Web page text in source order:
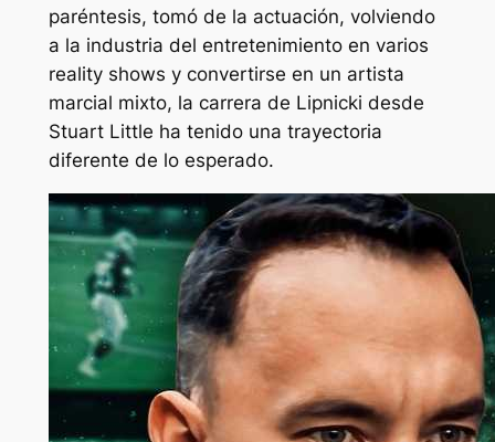
paréntesis, tomó de la actuación, volviendo
a la industria del entretenimiento en varios
reality shows y convertirse en un artista
marcial mixto, la carrera de Lipnicki desde
Stuart Little ha tenido una trayectoria
diferente de lo esperado.